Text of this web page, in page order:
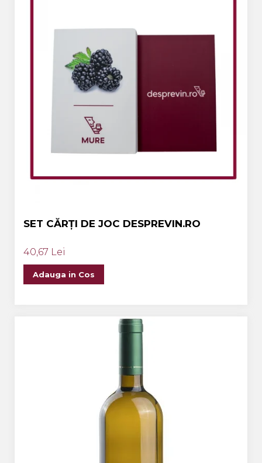
SET CĂRȚI DE JOC DESPREVIN.RO
40,67 Lei
Adauga in Cos